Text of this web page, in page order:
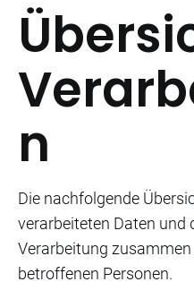
n
Die nachfolgende
verarbeiteten Daten und
Verarbeitung
betroffenen Personen.